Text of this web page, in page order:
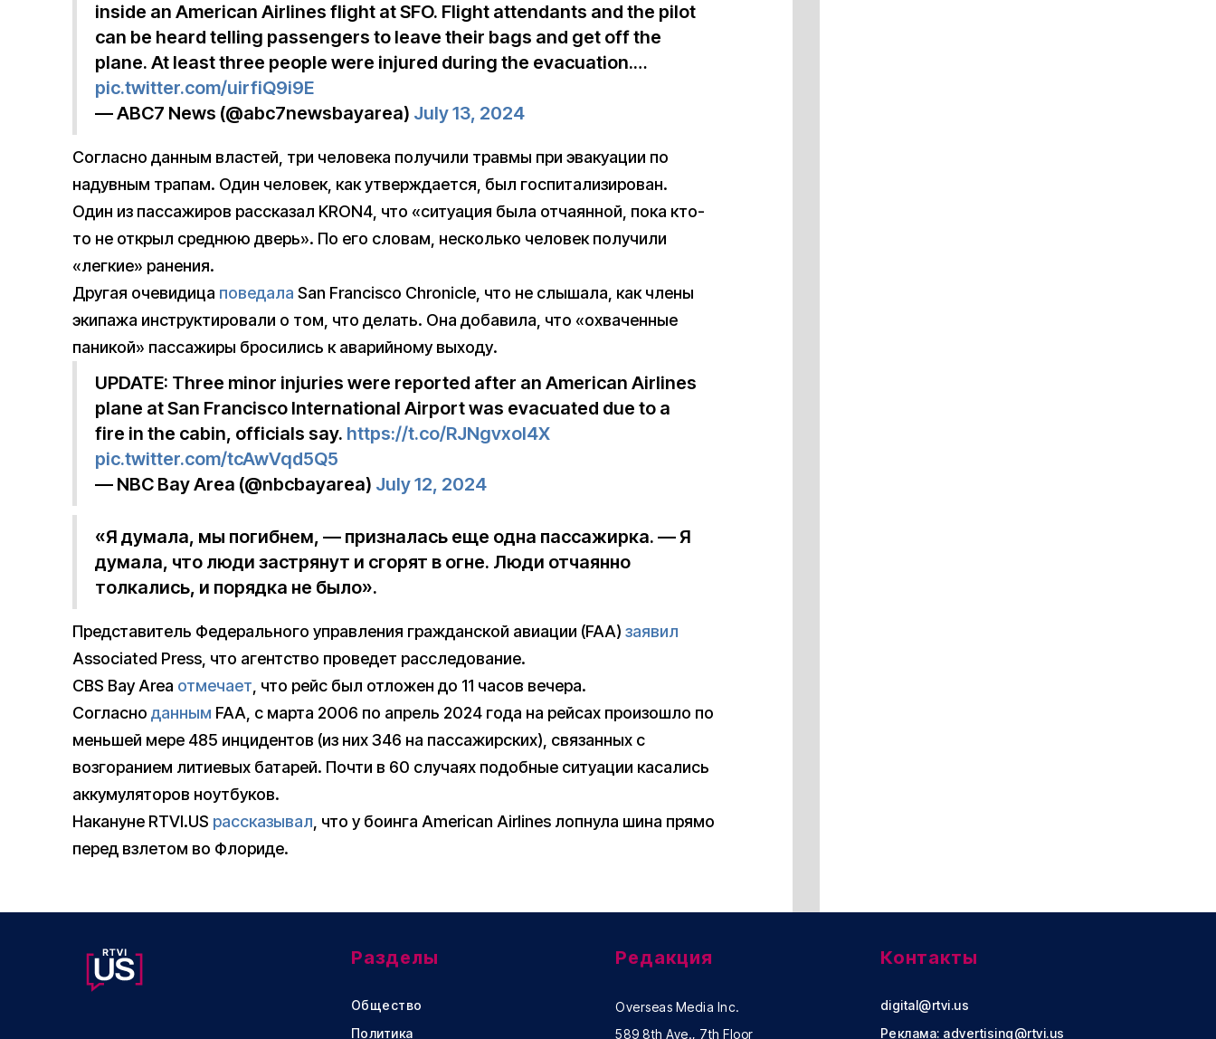
inside an American Airlines flight at SFO. Flight attendants and the pilot
can be heard telling passengers to leave their bags and get off the
plane. At least three people were injured during the evacuation.…
pic.twitter.com/uirfiQ9i9E
— ABC7 News (@abc7newsbayarea) July 13, 2024
Согласно данным властей, три человека получили травмы при эвакуации по
надувным трапам. Один человек, как утверждается, был госпитализирован.
Один из пассажиров рассказал KRON4, что «ситуация была отчаянной, пока кто-
то не открыл среднюю дверь». По его словам, несколько человек получили
«легкие» ранения.
Другая очевидица поведала San Francisco Chronicle, что не слышала, как члены
экипажа инструктировали о том, что делать. Она добавила, что «охваченные
паникой» пассажиры бросились к аварийному выходу.
UPDATE: Three minor injuries were reported after an American Airlines
plane at San Francisco International Airport was evacuated due to a
fire in the cabin, officials say. https://t.co/RJNgvxoI4X
pic.twitter.com/tcAwVqd5Q5
— NBC Bay Area (@nbcbayarea) July 12, 2024
«Я думала, мы погибнем, — призналась еще одна пассажирка. — Я
думала, что люди застрянут и сгорят в огне. Люди отчаянно
толкались, и порядка не было».
Представитель Федерального управления гражданской авиации (FAA) заявил
Associated Press, что агентство проведет расследование.
CBS Bay Area отмечает, что рейс был отложен до 11 часов вечера.
Согласно данным FAA, с марта 2006 по апрель 2024 года на рейсах произошло по
меньшей мере 485 инцидентов (из них 346 на пассажирских), связанных с
возгоранием литиевых батарей. Почти в 60 случаях подобные ситуации касались
аккумуляторов ноутбуков.
Накануне RTVI.US рассказывал, что у боинга American Airlines лопнула шина прямо
перед взлетом во Флориде.
Разделы
Общество
Политика
Редакция
Overseas Media Inc.
589 8th Ave., 7th Floor
Контакты
digital@rtvi.us
Реклама: advertising@rtvi.us